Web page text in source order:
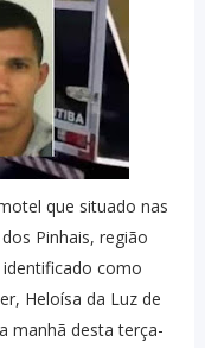
que situado nas
Pinhais, região
como
Heloísa da Luz de
manhã desta terça-